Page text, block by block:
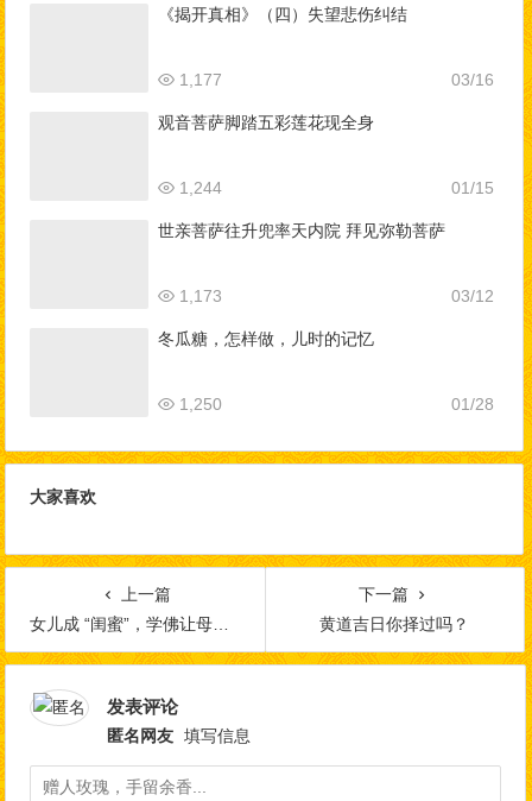
《揭开真相》（四）失望悲伤纠结
03/16
1,177
观音菩萨脚踏五彩莲花现全身
01/15
1,244
世亲菩萨往升兜率天内院 拜见弥勒菩萨
03/12
1,173
冬瓜糖，怎样做，儿时的记忆
01/28
1,250
大家喜欢
上一篇
女儿成 “闺蜜”，学佛让母女情更温馨
下一篇
黄道吉日你择过吗？
发表评论
匿名网友 填写信息